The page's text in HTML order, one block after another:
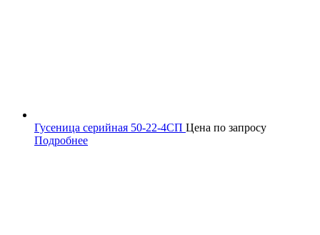
Гусеница серийная 50-22-4СП Цена по запросу
Подробнее